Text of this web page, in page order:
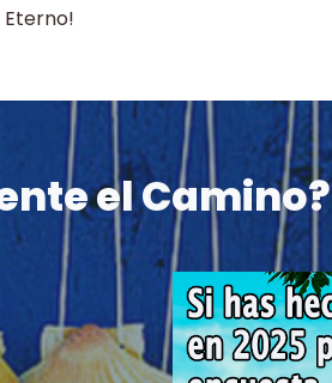
Eterno!
el Camino?